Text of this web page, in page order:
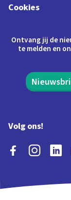
Cookies
Ontvang jij de
te melden en
Volg ons!